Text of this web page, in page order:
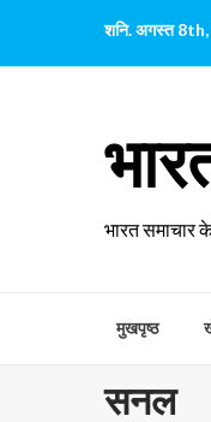
पर
शनि. अगस्त
भारत समाचार
मुखपृष्ठ
सनल